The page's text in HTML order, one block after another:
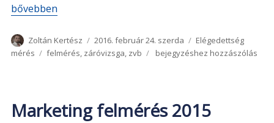
„Záróvizsga Bizottsági Elnökök véleménye 2015”
bővebben
Szerző
Zoltán Kertész Közzétéve
2016. február 24. szerda Kategória
Elégedettség
mérés
Címke
felmérés, záróvizsga, zvb
Záróvizsga
2015
bejegyzéshez hozzászólás
Marketing felmérés 2015